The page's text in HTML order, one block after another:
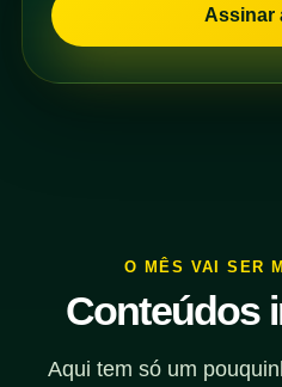
Assinar
O MÊS VAI SER
Conteúdos
Aqui tem só um